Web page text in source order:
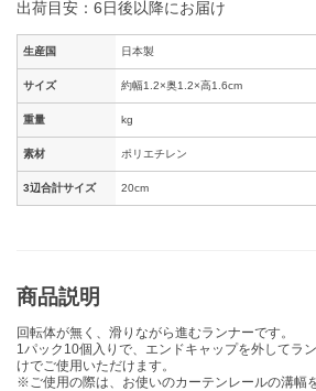
出荷目安：6日後以降にお届け
生産国 日本製
サイズ 約幅1.2×奥1.2×高1.6cm
重量 kg
素材 ポリエチレン
3辺合計サイズ 20cm
商品説明
回転体が無く、滑りながら進むランナーです。
1パック10個入りで、エンドキャップを外してラ
けでご使用いただけます。
※ご使用の際は、お使いのカーテンレールの溝幅